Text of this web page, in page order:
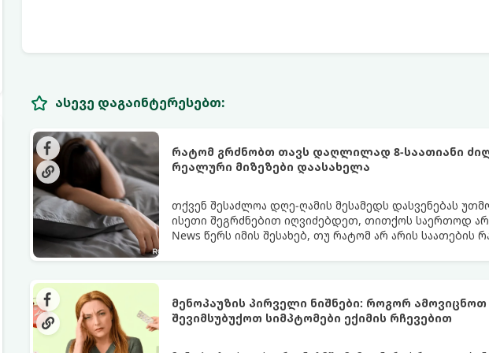
ასევე დაგაინტერესებთ:
რატომ გრძნობთ თავს დაღლილად 8-საათიანი
რეალური მიზეზები დაასახელა
თქვენ შესაძლოა დღე-ღამის მესამედს დასვენებას
ისეთი შეგრძნებით იღვიძებდეთ, თითქოს საერთოდ არ
News წერს იმის შესახებ, თუ რატომ არ არის საათების
მენოპაუზის პირველი ნიშნები: როგორ
შევიმსუბუქოთ სიმპტომები ექიმის რჩევებით